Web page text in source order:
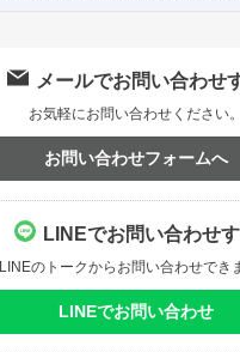
メールでお問い合わせ
お気軽にお問い合わせください。
お問い合わせフォームへ
LINEでお問い合わせ
LINEのトークからお問い合わせでき
LINEでお問い合わせ